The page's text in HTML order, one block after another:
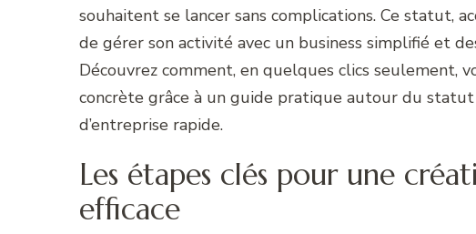
souhaitent se lancer sans complications. Ce statut,
de gérer son activité avec un business simplifié et
Découvrez comment, en quelques clics seulement,
concrète grâce à un guide pratique autour du
d’entreprise rapide.
Les étapes clés pour une
efficace